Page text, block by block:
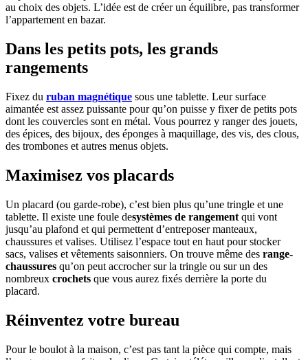
au choix des objets. L’idée est de créer un équilibre, pas transformer
l’appartement en bazar.
Dans les petits pots, les grands
rangements
Fixez du ruban magnétique sous une tablette. Leur surface
aimantée est assez puissante pour qu’on puisse y fixer de petits pots
dont les couvercles sont en métal. Vous pourrez y ranger des jouets,
des épices, des bijoux, des éponges à maquillage, des vis, des clous,
des trombones et autres menus objets.
Maximisez vos placards
Un placard (ou garde-robe), c’est bien plus qu’une tringle et une
tablette. Il existe une foule desystèmes de rangement qui vont
jusqu’au plafond et qui permettent d’entreposer manteaux,
chaussures et valises. Utilisez l’espace tout en haut pour stocker
sacs, valises et vêtements saisonniers. On trouve même des range-
chaussures qu’on peut accrocher sur la tringle ou sur un des
nombreux crochets que vous aurez fixés derrière la porte du
placard.
Réinventez votre bureau
Pour le boulot à la maison, c’est pas tant la pièce qui compte, mais